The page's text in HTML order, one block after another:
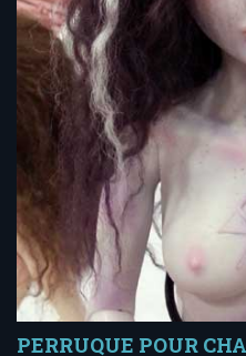
PERRUQUE POUR